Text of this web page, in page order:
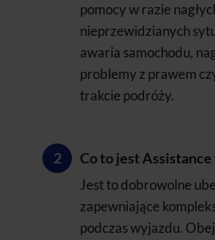
pomocy w razie
nieprzewidzianych
awaria samochodu,
problemy z prawem
trakcie podróży.
Co to jest Assistance
Jest to dobrowolne
zapewniające
podczas wyjazdu.